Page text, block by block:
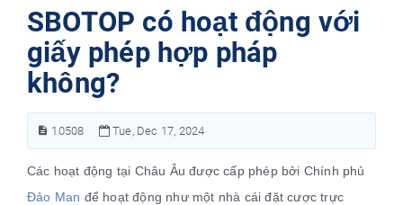
SBOTOP có hoạt động với
giấy phép hợp pháp
không?
10508 Tue, Dec 17, 2024
Đảo Man để hoạt động như một nhà cái đặt cược trực